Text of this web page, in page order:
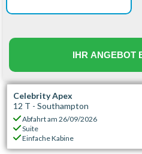
IHR ANGEBOT
Celebrity Apex
12 T - Southampton
Abfahrt am26/09/2026
Suite
Einfache Kabine